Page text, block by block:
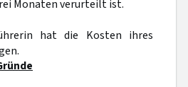
Monaten verurteilt ist.
hat die Kosten ihres